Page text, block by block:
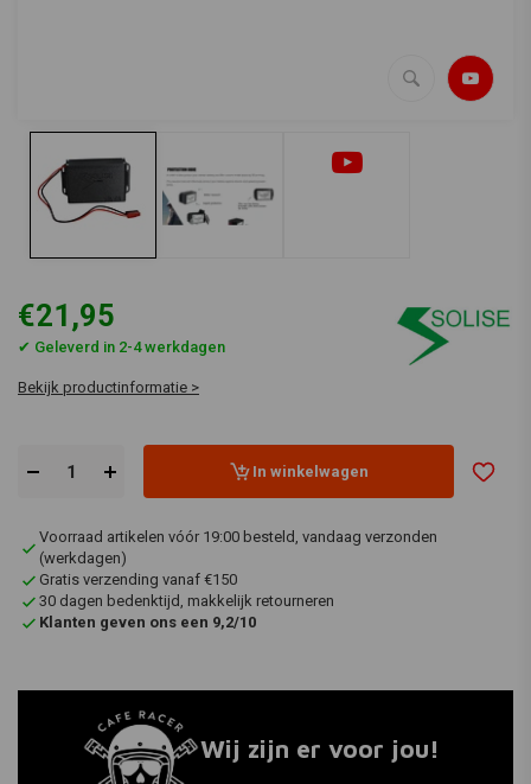
€21,95
✔ Geleverd in 2-4 werkdagen
Bekijk productinformatie >
In winkelwagen
Voorraad artikelen vóór 19:00 besteld, vandaag verzonden
(werkdagen)
Gratis verzending vanaf €150
30 dagen bedenktijd, makkelijk retourneren
Klanten geven ons een 9,2/10
Wij zijn er voor jou!